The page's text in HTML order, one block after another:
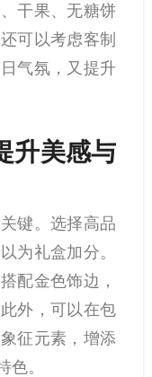
干果、无糖饼
可以考虑客制
气氛，又提升
升美感与
键。选择高品
为礼盒加分。
配金色饰边，
外，可以在包
征元素，增添
。